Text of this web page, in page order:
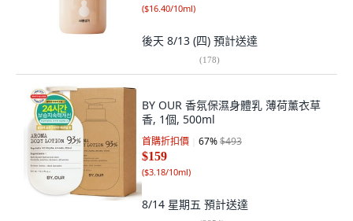
($16.40/10ml)
後天 8/13 (四) 預計送達
(178)
BY OUR 香氛保濕身體乳 薄荷薰衣草
香, 1個, 500ml
首購折扣價 67%$493
$159
($3.18/10ml)
8/14 星期五 預計送達